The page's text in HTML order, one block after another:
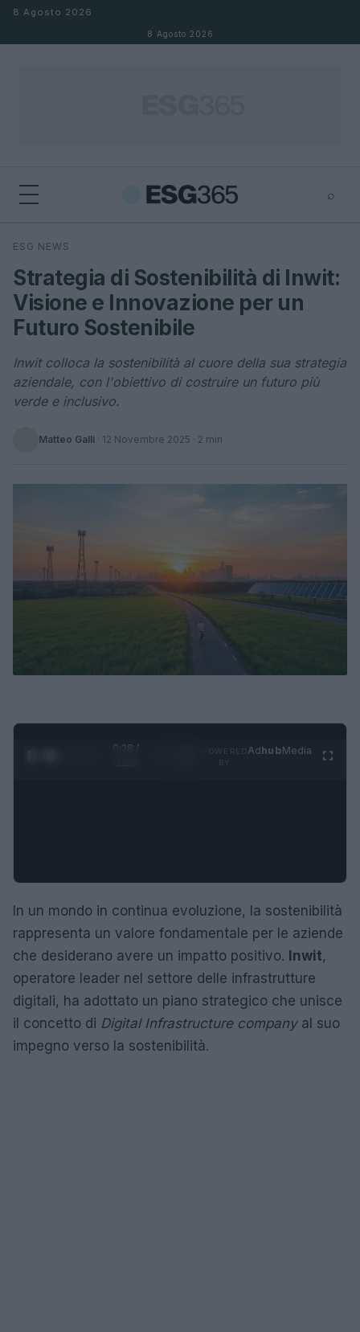
Salta al contenuto
8 Agosto 2026
8 Agosto 2026
⌕
Cerca
ESG NEWS
Strategia di Sostenibilità di Inwit:
Visione e Innovazione per un
Futuro Sostenibile
Inwit colloca la sostenibilità al cuore della sua strategia
aziendale, con l'obiettivo di costruire un futuro più
verde e inclusivo.
Matteo Galli · 12 Novembre 2025 · 2 min
0:28 /
AdhubMedia
In un mondo in continua evoluzione, la sostenibilità
rappresenta un valore fondamentale per le aziende
che desiderano avere un impatto positivo. Inwit,
operatore leader nel settore delle infrastrutture
digitali, ha adottato un piano strategico che unisce
il concetto di Digital Infrastructure companyal suo
impegno verso la sostenibilità.